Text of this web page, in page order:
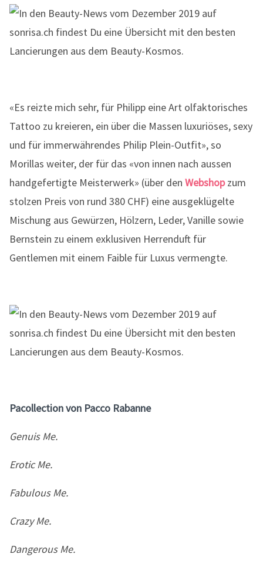
«Es reizte mich sehr, für Philipp eine Art olfaktorisches
Tattoo zu kreieren, ein über die Massen luxuriöses, sexy
und für immerwährendes Philip Plein-Outfit», so
Morillas weiter, der für das «von innen nach aussen
handgefertigte Meisterwerk» (über den Webshopzum
stolzen Preis von rund 380 CHF) eine ausgeklügelte
Mischung aus Gewürzen, Hölzern, Leder, Vanille sowie
Bernstein zu einem exklusiven Herrenduft für
Gentlemen mit einem Faible für Luxus vermengte.
Pacollection von Pacco Rabanne
Genuis Me.
Erotic Me.
Fabulous Me.
Crazy Me.
Dangerous Me.